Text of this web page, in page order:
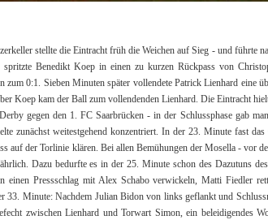
stellte die Eintracht früh die Weichen auf Sieg - und führte
Benedikt Koep in einen zu kurzen Rückpass von
zum 0:1. Sieben Minuten später vollendete Patrick Lienhard eine
Koep kam der Ball zum vollendenden Lienhard. Die Eintracht
gegen den 1. FC Saarbrücken - in der Schlussphase gab
zunächst weitestgehend konzentriert. In der 23. Minute fast
auf der Torlinie klären. Bei allen Bemühungen der Mosella - vor
Dazu bedurfte es in der 25. Minute schon des Dazutuns
einen Pressschlag mit Alex Schabo verwickeln, Matti Fiedler
33. Minute: Nachdem Julian Bidon von links geflankt und
zwischen Lienhard und Torwart Simon, ein beleidigendes